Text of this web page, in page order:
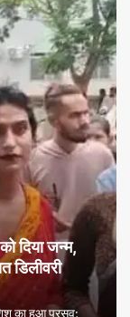
दिया जन्म,
डिलीवरी
का हुआ प्रसव;